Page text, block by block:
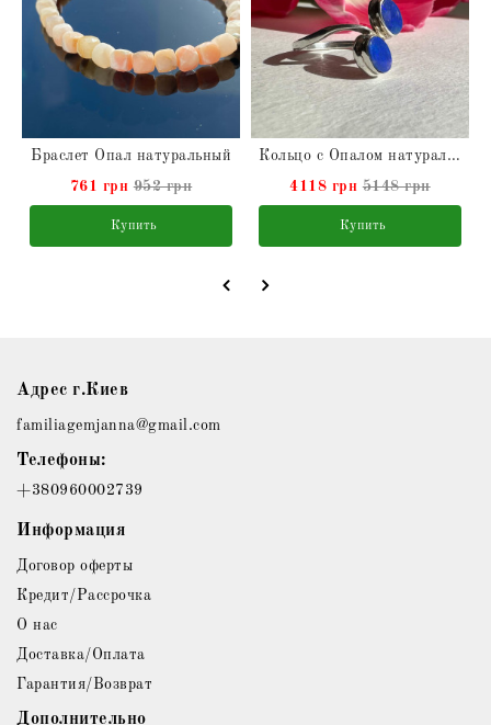
Браслет Опал натуральный
761 грн 952 грн
Купить
Кольцо с Опалом натуральным Австралийским
4118 грн 5148 грн
Купить
Адрес г.Киев
familiagemjanna@gmail.com
Телефоны:
+380960002739
Информация
Договор оферты
Кредит/Рассрочка
О нас
Доставка/Оплата
Гарантия/Возврат
Дополнительно